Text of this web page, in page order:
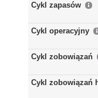
Cykl zapasów
Cykl operacyjny
Cykl zobowiązań
Cykl zobowiązań